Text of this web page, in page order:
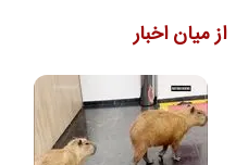
از میان اخبار